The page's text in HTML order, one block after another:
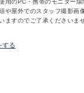
や屋外でのスタッフ撮影画
ますのでご了承くださいませ
する